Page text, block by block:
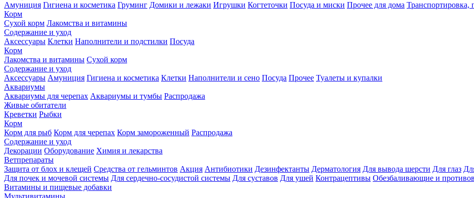
Амуниция Гигиена и косметика Груминг Домики и лежаки Игрушки Когтеточки Посуда и миски Прочее для дома Транспортировка,
Корм
Сухой корм Лакомства и витамины
Содержание и уход
Аксессуары Клетки Наполнители и подстилки Посуда
Корм
Лакомства и витамины Сухой корм
Содержание и уход
Аксессуары Амуниция Гигиена и косметика Клетки Наполнители и сено Посуда Прочее Туалеты и купалки
Аквариумы
Аквариумы для черепах Аквариумы и тумбы Распродажа
Живые обитатели
Креветки Рыбки
Корм
Корм для рыб Корм для черепах Корм замороженный Распродажа
Содержание и уход
Декорации Оборудование Химия и лекарства
Ветпрепараты
Защита от блох и клещей Средства от гельминтов Акция Антибиотики Дезинфектанты Дерматология Для вывода шерсти Для глаз
Для почек и мочевой системы Для сердечно-сосудистой системы Для суставов Для ушей Контрацептивы Обезбаливающие и
Витамины и пищевые добавки
Мультивитамины